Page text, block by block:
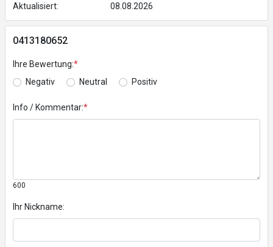
Aktualisiert:
08.08.2026
0413180652
Ihre Bewertung:*
Negativ
Neutral Positiv
Info / Kommentar:*
600
Ihr Nickname: